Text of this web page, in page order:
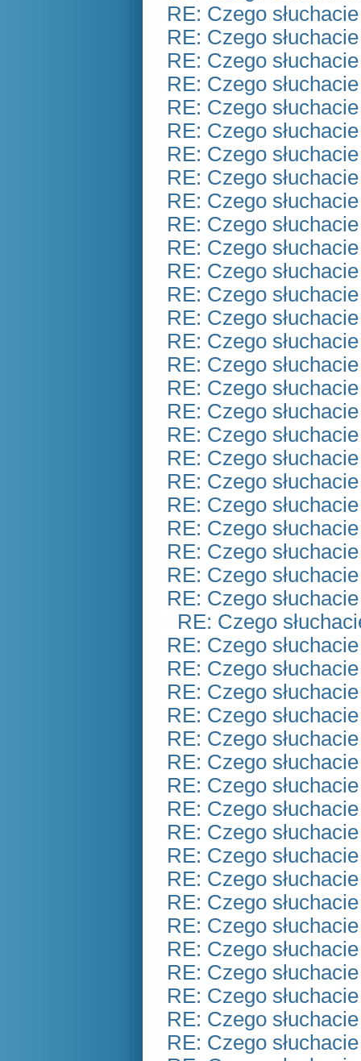
RE: Czego
RE: Czego
RE: Czego
RE: Czego
RE: Czego
RE: Czego
RE: Czego
RE: Czego
RE: Czego
RE: Czego
RE: Czego
RE: Czego
RE: Czego
RE: Czego
RE: Czego
RE: Czego
RE: Czego
RE: Czego
RE: Czego
RE: Czego
RE: Czego
RE: Czego
RE: Czego
RE: Czego
RE: Czego
RE: Czego
RE: Czego
RE: Czego
RE: Czego
RE: Czego
RE: Czego
RE: Czego
RE: Czego
RE: Czego
RE: Czego
RE: Czego
RE: Czego
RE: Czego
RE: Czego
RE: Czego
RE: Czego
RE: Czego
RE: Czego
RE: Czego
RE: Czego